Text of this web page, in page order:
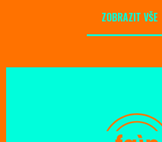
ZOBRAZIT VŠE